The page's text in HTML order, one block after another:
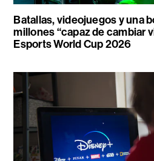
Batallas, videojuegos y una
millones “capaz de cambiar
Esports World Cup 2026